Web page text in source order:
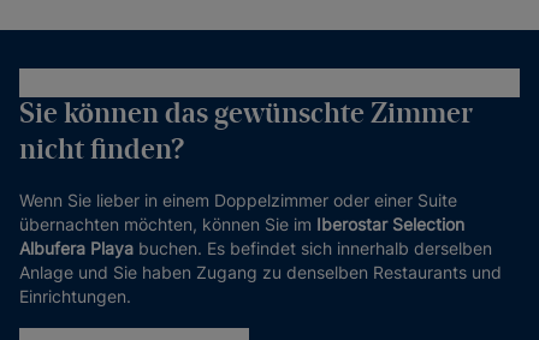
Sie können das gewünschte Zimmer
nicht finden?
Wenn Sie lieber in einem Doppelzimmer oder einer Suite
übernachten möchten, können Sie im Iberostar Selection
Albufera Playa buchen. Es befindet sich innerhalb derselben
Anlage und Sie haben Zugang zu denselben Restaurants und
Einrichtungen.